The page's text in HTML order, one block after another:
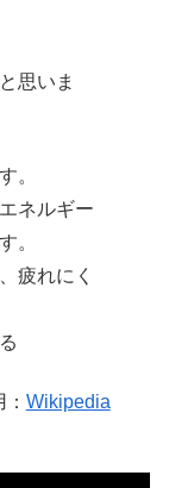
思いま
。
ネルギー
。
疲れにく
Wikipedia